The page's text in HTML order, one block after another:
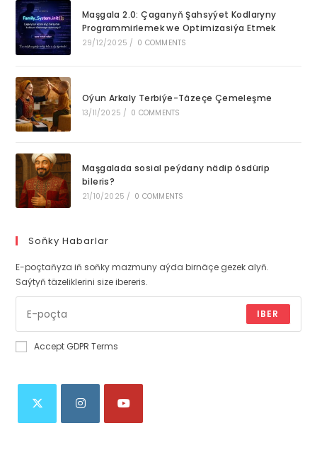
Maşgala 2.0: Çaganyň Şahsyýet Kodlaryny
Programmirlemek we Optimizasiýa Etmek
29/12/2025 / 0 COMMENTS
Oýun Arkaly Terbiýe-Täzeçe Çemeleşme
13/11/2025 / 0 COMMENTS
Maşgalada sosial peýdany nädip ösdürip
bileris?
21/10/2025 / 0 COMMENTS
Soňky Habarlar
E-poçtaňyza iň soňky mazmuny aýda birnäçe gezek alyň.
Saýtyň täzeliklerini size ibereris.
IBER
Accept GDPR Terms